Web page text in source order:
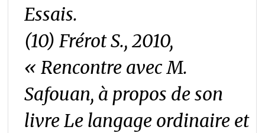
Essais.
(10) Frérot S., 2010,
« Rencontre avec M.
Safouan, à propos de son
livreLe langage ordinaire et